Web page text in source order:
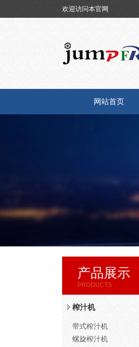
欢迎访问本官网
网站首页
产品展示
PRODUCTS
榨汁机
带式榨汁机
螺旋榨汁机